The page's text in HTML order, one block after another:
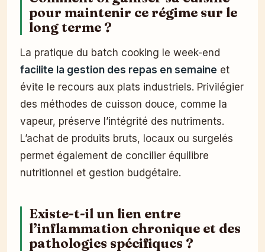
pour maintenir ce régime sur le
long terme ?
La pratique du batch cooking le week-end
facilite la gestion des repas en semaine et
évite le recours aux plats industriels. Privilégier
des méthodes de cuisson douce, comme la
vapeur, préserve l’intégrité des nutriments.
L’achat de produits bruts, locaux ou surgelés
permet également de concilier équilibre
nutritionnel et gestion budgétaire.
Existe-t-il un lien entre
l’inflammation chronique et des
pathologies spécifiques ?